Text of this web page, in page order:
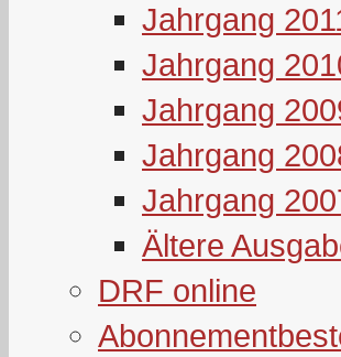
Jahrgang
Jahrgang
Jahrgang
Jahrgang
Jahrgang
Ältere
DRF online